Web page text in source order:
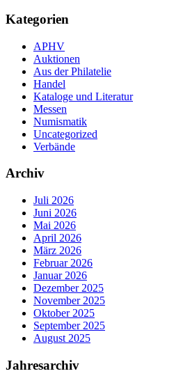
Kategorien
APHV
Auktionen
Aus der Philatelie
Handel
Kataloge und Literatur
Messen
Numismatik
Uncategorized
Verbände
Archiv
Juli 2026
Juni 2026
Mai 2026
April 2026
März 2026
Februar 2026
Januar 2026
Dezember 2025
November 2025
Oktober 2025
September 2025
August 2025
Jahresarchiv